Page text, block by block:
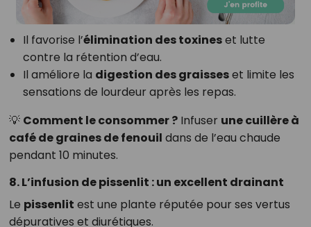
Il favorise l’élimination des toxineset lutte
contre la rétention d’eau.
Il améliore la digestion des graisseset limite les
sensations de lourdeur après les repas.
💡 Comment le consommer ?Infuser une cuillère à
café de graines de fenouil dans de l’eau chaude
pendant 10 minutes.
8. L’infusion de pissenlit : un excellent drainant
Le pissenlit est une plante réputée pour ses vertus
dépuratives et diurétiques.